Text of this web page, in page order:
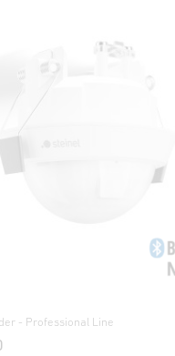
- Professional Line